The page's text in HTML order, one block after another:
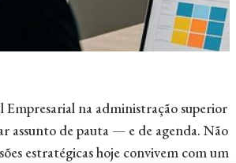
Empresarial na administração superior
assunto de pauta — e de agenda.
estratégicas hoje convivem com